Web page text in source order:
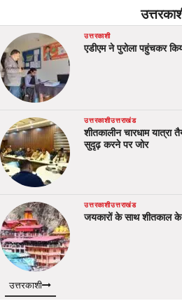
उत्तरकाशी
एडीएम ने पुरोला पहुंचकर
उत्तरकाशीउत्तराखंड
शीतकालीन चारधाम यात्रा
सुदृढ़ करने पर जोर
उत्तरकाशीउत्तराखंड
जयकारों के साथ शीतकाल के
उत्तरकाशी